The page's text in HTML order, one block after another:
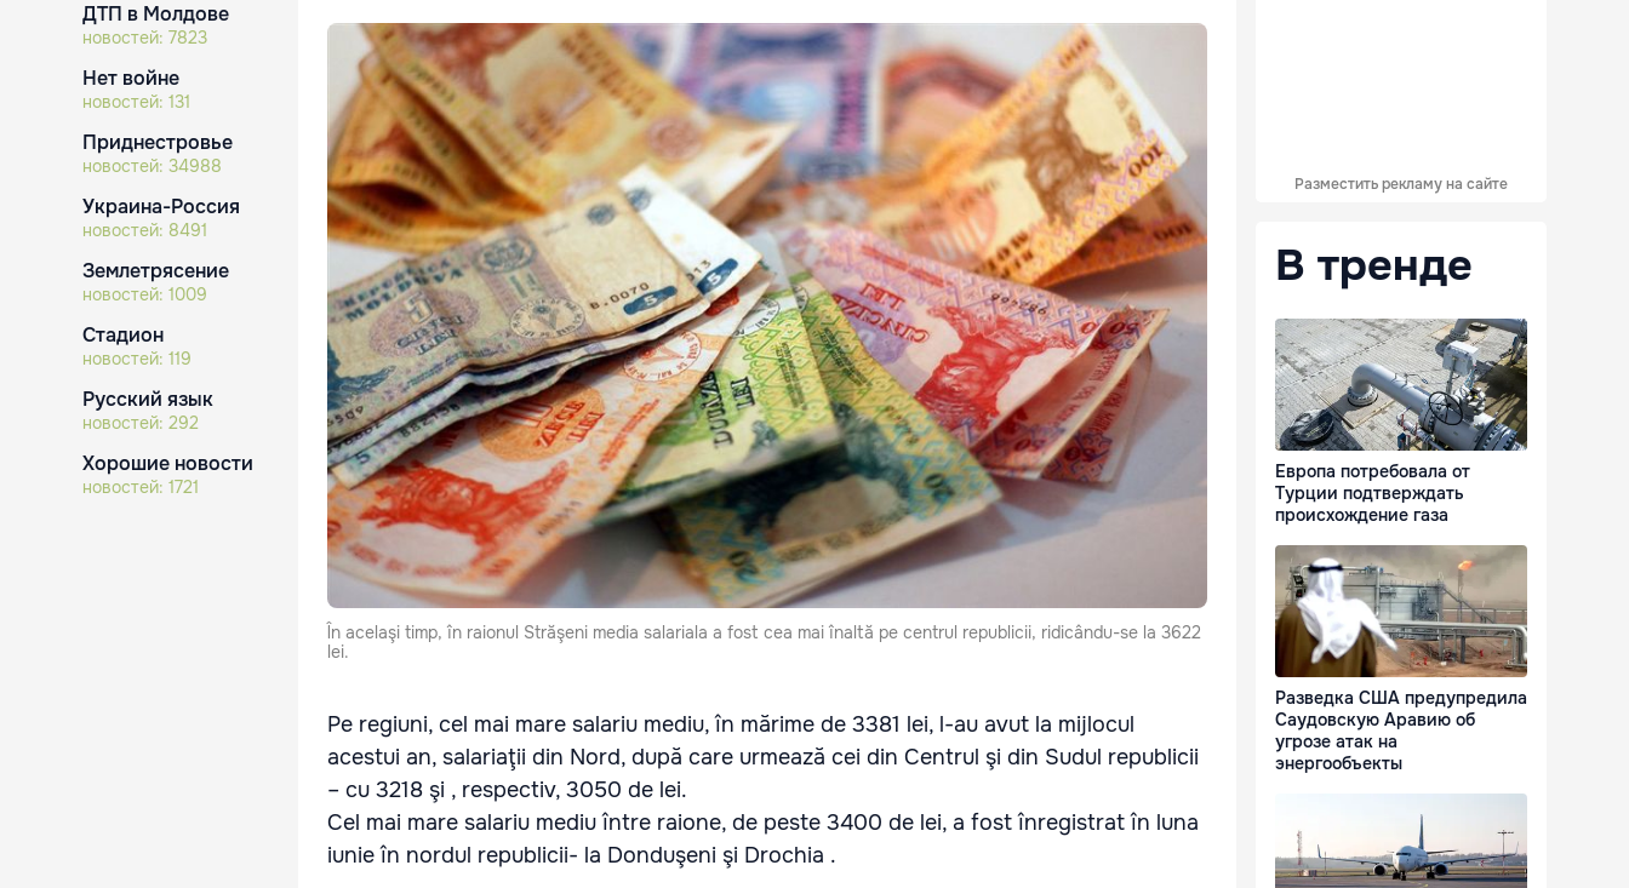
ДТП в Молдове
новостей: 7823
Нет войне
новостей: 131
Приднестровье
новостей: 34988
Украина-Россия
новостей: 8491
Землетрясение
новостей: 1009
Стадион
новостей: 119
Русский язык
новостей: 292
Хорошие новости
новостей: 1721
În acelaşi timp, în raionul Străşeni media salariala a fost cea mai înaltă pe centrul republicii, ridicându-se la 3622
lei.
Pe regiuni, cel mai mare salariu mediu, în mărime de 3381 lei, l-au avut la mijlocul
acestui an, salariaţii din Nord, după care urmează cei din Centrul şi din Sudul republicii
– cu 3218 şi , respectiv, 3050 de lei.
Cel mai mare salariu mediu între raione, de peste 3400 de lei, a fost înregistrat în luna
iunie în nordul republicii- la Donduşeni şi Drochia .
Разместить рекламу на сайте
В тренде
Европа потребовала от
Турции подтверждать
происхождение газа
Разведка США предупредила
Саудовскую Аравию об
угрозе атак на
энергообъекты